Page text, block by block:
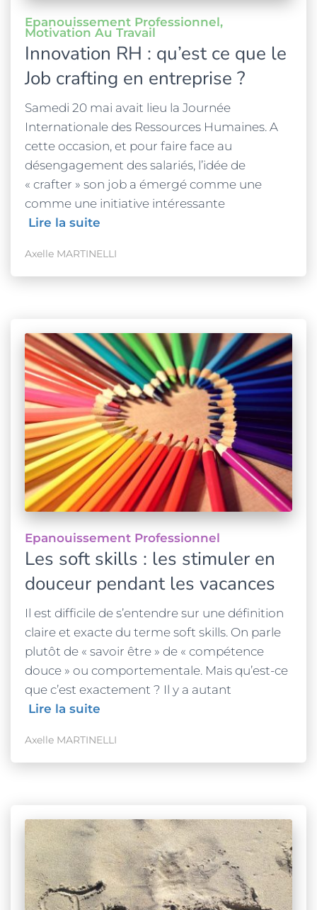
Epanouissement Professionnel
Motivation Au Travail
Innovation RH : qu’est ce que le
Job crafting en entreprise ?
Samedi 20 mai avait lieu la Journée
Internationale des Ressources Humaines. A
cette occasion, et pour faire face au
désengagement des salariés, l’idée de
« crafter » son job a émergé comme une
comme une initiative intéressante
Lire la suite
Axelle MARTINELLI
Epanouissement Professionnel
Les soft skills : les stimuler en
douceur pendant les vacances
Il est difficile de s’entendre sur une définition
claire et exacte du terme soft skills. On parle
plutôt de « savoir être » de « compétence
douce » ou comportementale. Mais qu’est-ce
que c’est exactement ? Il y a autant
Lire la suite
Axelle MARTINELLI